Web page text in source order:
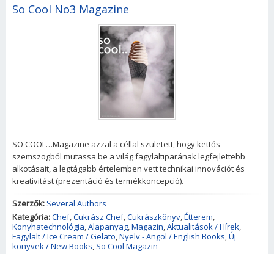
So Cool No3 Magazine
SO COOL…Magazine azzal a céllal született, hogy kettős
szemszögből mutassa be a világ fagylaltiparának legfejlettebb
alkotásait, a legtágabb értelemben vett technikai innovációt és
kreativitást (prezentáció és termékkoncepció).
Szerzők: Several Authors
Kategória:Chef,Cukrász Chef,Cukrászkönyv,Étterem,
Konyhatechnológia,Alapanyag,Magazin,Aktualitások / Hírek,
Fagylalt / Ice Cream / Gelato,Nyelv - Angol / English Books,Új
könyvek / New Books, So Cool Magazin